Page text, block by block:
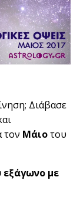
Διάβασε
τον Μάιοτου
εξάγωνο με